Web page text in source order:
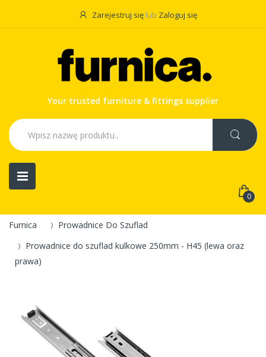
Zarejestruj się lub Zaloguj się
Your trusted furniture & fittings supplier
0
Furnica
Prowadnice Do Szuflad
Prowadnice do szuflad kulkowe 250mm - H45 (lewa oraz
prawa)